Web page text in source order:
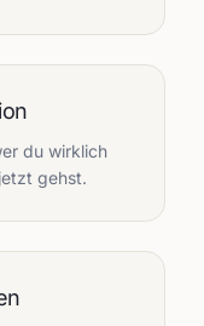
du wirklich
gehst.